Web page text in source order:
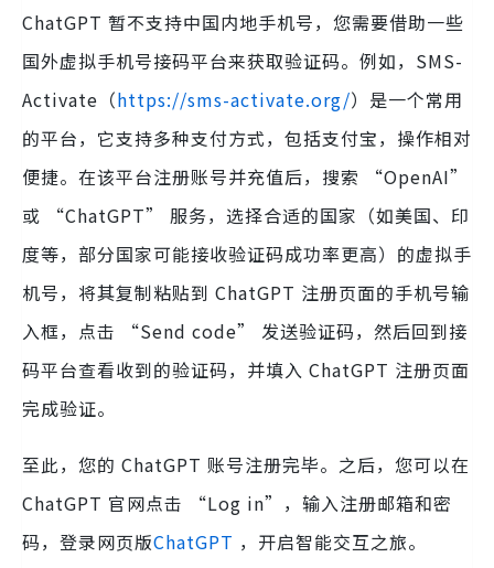
ChatGPT 暂不支持中国内地手机号，您需要借助一些
国外虚拟手机号接码平台来获取验证码。例如，SMS-
Activate（https://sms-activate.org/）是一个常用
的平台，它支持多种支付方式，包括支付宝，操作相对
便捷。在该平台注册账号并充值后，搜索 “OpenAI”
或 “ChatGPT” 服务，选择合适的国家（如美国、印
度等，部分国家可能接收验证码成功率更高）的虚拟手
机号，将其复制粘贴到 ChatGPT 注册页面的手机号输
入框，点击 “Send code” 发送验证码，然后回到接
码平台查看收到的验证码，并填入 ChatGPT 注册页面
完成验证。
至此，您的 ChatGPT 账号注册完毕。之后，您可以在
ChatGPT 官网点击 “Log in”，输入注册邮箱和密
码，登录网页版ChatGPT ，开启智能交互之旅。